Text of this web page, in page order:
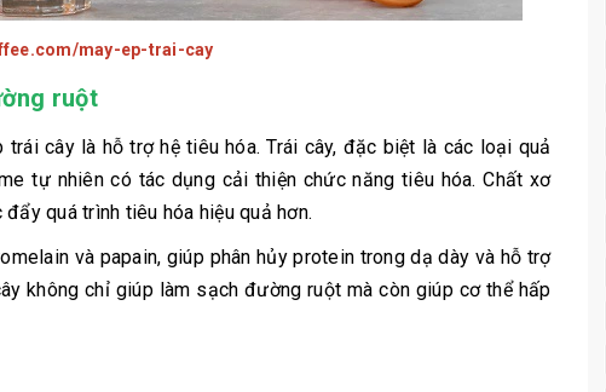
may-ep-trai-cay
ruột
cây là hỗ trợ hệ tiêu hóa. Trái cây, đặc biệt là các loại quả
tự nhiên có tác dụng cải thiện chức năng tiêu hóa. Chất xơ
quá trình tiêu hóa hiệu quả hơn.
và papain, giúp phân hủy protein trong dạ dày và hỗ trợ
không chỉ giúp làm sạch đường ruột mà còn giúp cơ thể hấp